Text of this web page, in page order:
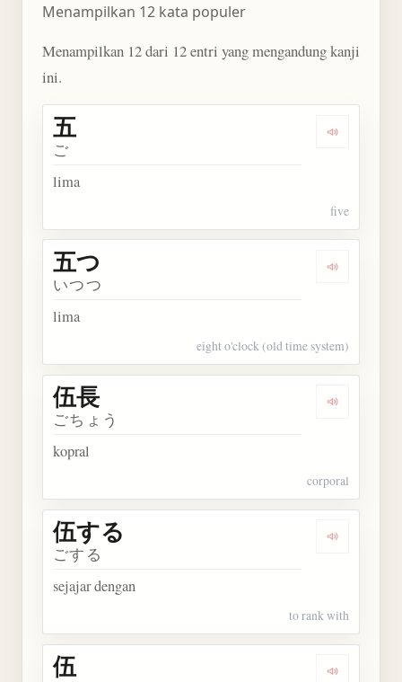
Menampilkan 12 kata populer
Menampilkan 12 dari 12 entri yang mengandung kanji
ini.
Dengarkan
五
ご
lima
five
Dengarkan
五つ
いつつ
lima
eight o'clock (old time system)
Dengarkan
伍長
ごちょう
kopral
corporal
Dengarkan
伍する
ごする
sejajar dengan
to rank with
伍